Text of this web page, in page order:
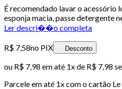
É recomendado lavar o acessório
esponja macia, passe detergente
Ler descri��o completa
R$ 7,58no PIX Desconto
ou R$ 7,98 em até 1x de R$ 7,98
Parcele em até 1x com o cartão